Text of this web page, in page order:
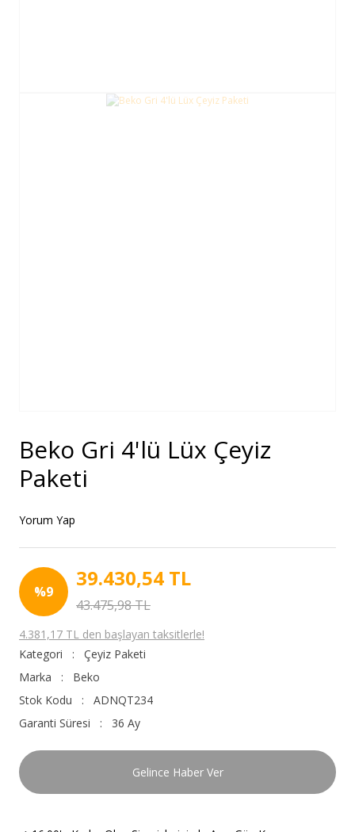
Beko Gri 4'lü Lüx Çeyiz
Paketi
Yorum Yap
%9
39.430,54 TL
43.475,98 TL
4.381,17 TL den başlayan taksitlerle!
Kategori
Çeyiz Paketi
Marka
Beko
Stok Kodu
ADNQT234
Garanti Süresi
36 Ay
Gelince Haber Ver